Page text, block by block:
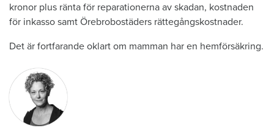
kronor plus ränta för reparationerna av skadan, kostnaden
för inkasso samt Örebrobostäders rättegångskostnader.
Det är fortfarande oklart om mamman har en hemförsäkring.